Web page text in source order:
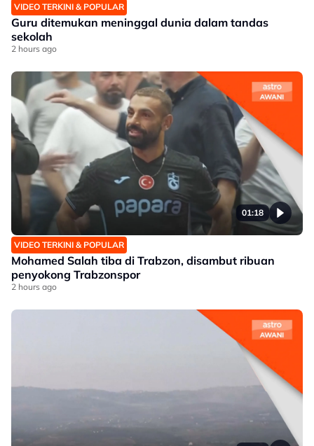
VIDEO TERKINI & POPULAR
Guru ditemukan meninggal dunia dalam tandas
sekolah
2 hours ago
01:18
VIDEO TERKINI & POPULAR
Mohamed Salah tiba di Trabzon, disambut ribuan
penyokong Trabzonspor
2 hours ago